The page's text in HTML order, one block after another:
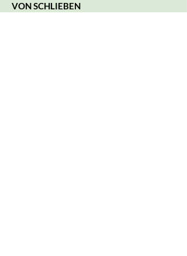
VON SCHLIEBEN